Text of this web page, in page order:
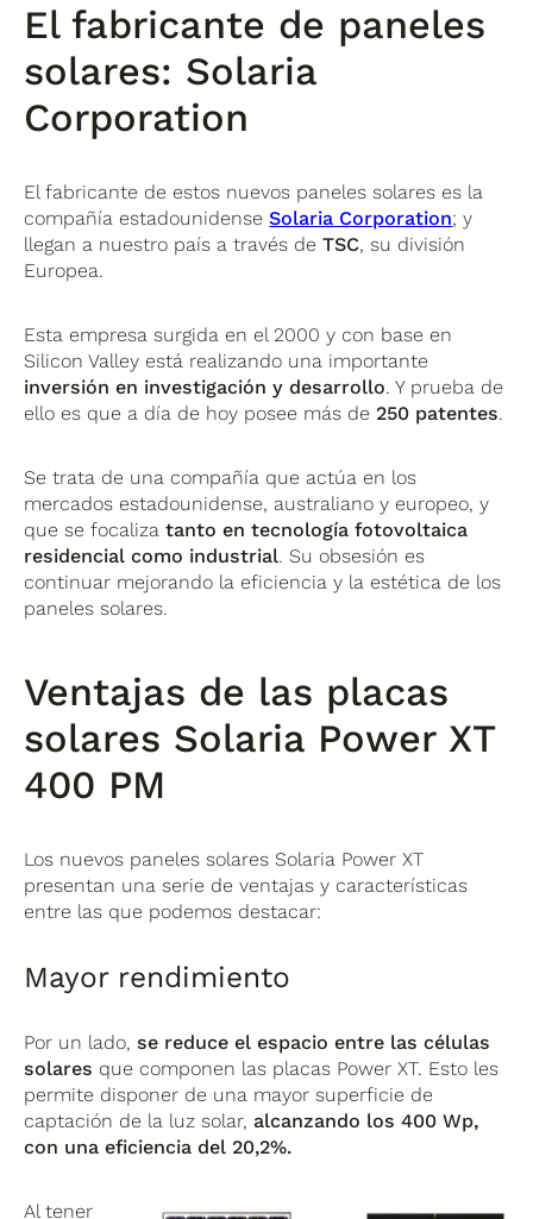
El fabricante de paneles
solares: Solaria
Corporation
El fabricante de estos nuevos paneles solares es la
compañía estadounidenseSolaria Corporation; y
llegan a nuestro país a través deTSC, su división
Europea.
Esta empresa surgida en el 2000 y con base en
Silicon Valley está realizando una importante
inversión en investigación y desarrollo. Y prueba de
ello es que a día de hoy posee más de 250 patentes.
Se trata de una compañía que actúa en los
mercados estadounidense, australiano y europeo, y
que se focalizatanto en tecnología fotovoltaica
residencial como industrial. Su obsesión es
continuar mejorando la eficiencia y la estética de los
paneles solares.
Ventajas de las placas
solares Solaria Power XT
400 PM
Los nuevos paneles solares Solaria Power XT
presentan una serie de ventajas y características
entre las que podemos destacar:
Mayor rendimiento
Por un lado,se reduce el espacio entre las células
solares que componen las placas Power XT. Esto les
permite disponer de una mayor superficie de
captación de la luz solar, alcanzando los 400 Wp,
con una eficiencia del 20,2%.
Al tener